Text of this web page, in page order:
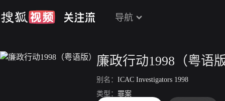
导航
廉政行动1998（粤语
别名： ICAC Investigators 1998
类型： 罪案